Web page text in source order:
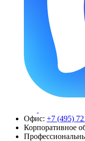
Офис: +7 (495)
Корпоративное